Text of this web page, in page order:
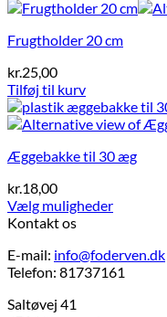
Frugtholder 20 cm
kr.25,00
Tilføj til kurv
Æggebakke til 30 æg
kr.18,00
Vælg muligheder
Dette
har
flere
Mulighederne
Kontakt os
E-mail: info@foderven.dk
Telefon: 81737161
Saltøvej 41